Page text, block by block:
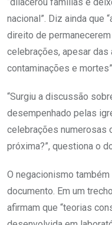
“dilacerou famílias e
nacional”. Diz ainda que
direito de
celebrações, apesar das
contaminações e
“Surgiu a discussão
desempenhado pelas
celebrações numerosas
próxima?”, questiona o
O negacionismo
documento. Em um
afirmam que “teorias